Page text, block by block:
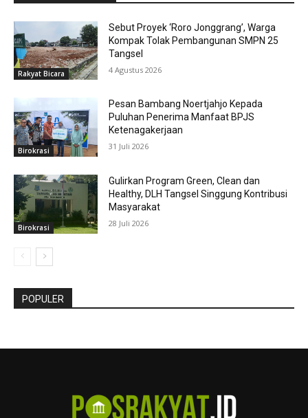
Rakyat Bicara
Sebut Proyek ‘Roro Jonggrang’, Warga
Kompak Tolak Pembangunan SMPN 25
Tangsel
4 Agustus 2026
Birokrasi
Pesan Bambang Noertjahjo Kepada
Puluhan Penerima Manfaat BPJS
Ketenagakerjaan
31 Juli 2026
Birokrasi
Gulirkan Program Green, Clean dan
Healthy, DLH Tangsel Singgung Kontribusi
Masyarakat
28 Juli 2026
POPULER